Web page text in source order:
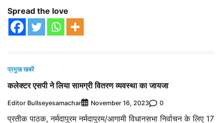
Spread the love
प्रमुख खबरें
कलेक्टर एसपी ने लिया सामग्री वितरण व्यवस्था का जायजा
Editor Bullseyesamachar November 16, 2023 0
प्रतीक पाठक, नर्मदापुरम नर्मदापुरम/आगामी विधानसभा निर्वाचन के लिए 17